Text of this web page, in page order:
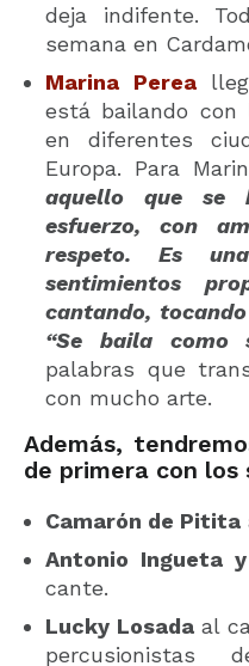
deja indifente.
semana en
Marina Perea
está bailando con
en diferentes
Europa. Para
aquello que se
esfuerzo, con
respeto. Es
sentimientos
cantando,
“Se baila como
palabras que
con mucho arte.
Además,
de primera con
Camarón de Pitita
Antonio Ingueta y
cante.
Lucky Losadaal